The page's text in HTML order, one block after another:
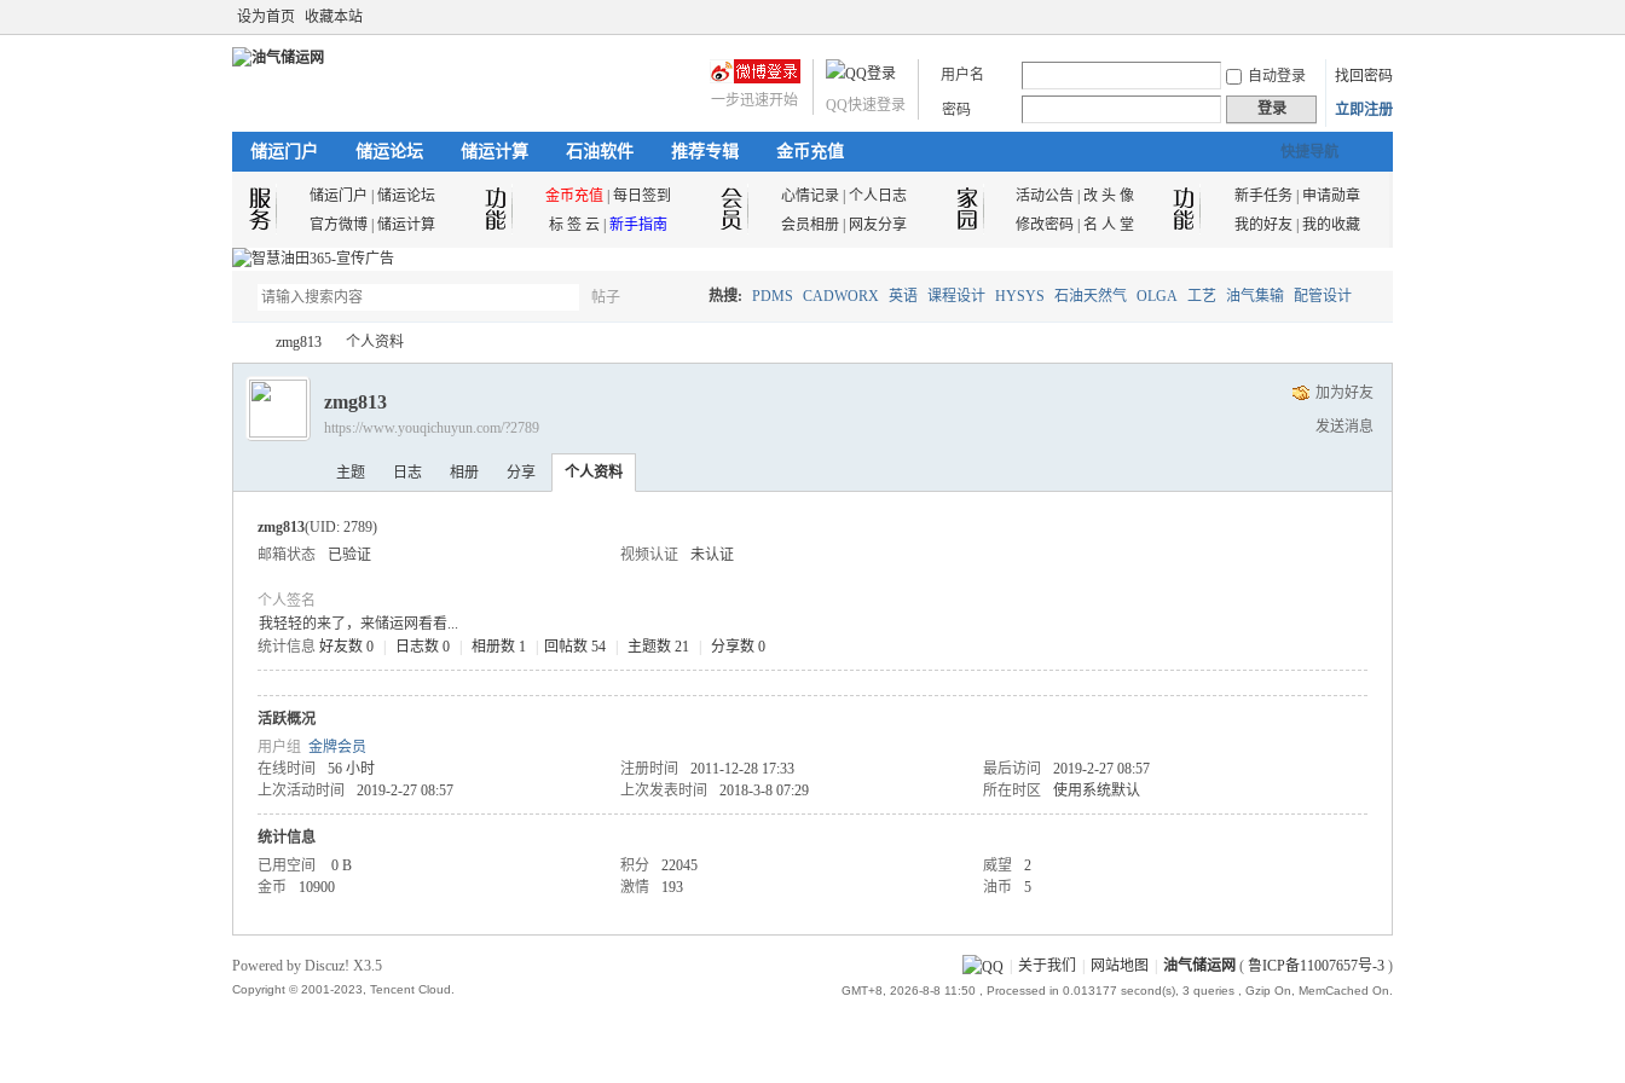
设为首页 收藏本站
用户名 自动登录
找回密码
密码
登录 立即注册
QQ快速登录
一步迅速开始
快捷导航
储运门户 储运论坛 储运计算 石油软件 推荐专辑 金币充值
储运门户 储运论坛 金币充值 每日签到 心情记录 个人日志 活动公告| 改 头 像 新手任务|
申请勋章
官方微博 储运计算 标 签 云 新手指南 会员相册 网友分享 修改密码| 名 人 堂 我的好友| 我的收藏
帖子 热搜: PDMS CADWORX 英语 课程设计 HYSYS 石油天然气 OLGA 工艺 油气集输 配管设计
›
zmg813 个人资料
加为好友
发送消息
zmg813
https://www.youqichuyun.com/?2789
主题 日志 相册 分享 个人资料
zmg813(UID: 2789)
邮箱状态
已验证 视频认证 未认证
个人签名
我轻轻的来了，来储运网看看...
统计信息 好友数 0 日志数 0 相册数 1 回帖数 54 主题数 21 分享数 0
活跃概况
用户组 金牌会员
在线时间
56 小时 注册时间 2011-12-28 17:33 最后访问
2019-2-27 08:57
上次活动时间
2019-2-27 08:57 上次发表时间 2018-3-8 07:29 所在时区 使用系统默认
统计信息
已用空间
0 B 积分 22045 威望
2
金币
10900 激情 193 油币 5
关于我们 网站地图 油气储运网 ( 鲁ICP备11007657号-3 )
GMT+8, 2026-8-8 11:50 , Processed in 0.013177 second(s), 3 queries , Gzip On, MemCached On.
Powered by Discuz! X3.5
Copyright © 2001-2023, Tencent Cloud.